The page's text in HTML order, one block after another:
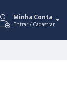
Minha Conta
Entrar / Cadastrar